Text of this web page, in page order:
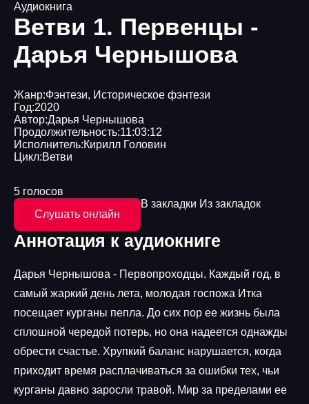
Аудиокнига
Ветви 1. Первенцы -
Дарья Чернышова
Жанр:Фэнтези, Историческое фэнтези
Год:2020
Автор:Дарья Чернышова
Продолжительность:11:03:12
Исполнитель:Кирилл Головин
Цикл:Ветви
5 голосов
Слушать онлайн
В закладки Из закладок
Аннотация к аудиокниге
Дарья Чернышова - Первопроходцы. Каждый год, в
самый жаркий день лета, молодая госпожа Итка
посещает курганы пепла. До сих пор ее жизнь была
сплошной чередой потерь, но она надеется однажды
обрести счастье. Хрупкий баланс нарушается, когда
приходит время расплачиваться за ошибки тех, чьи
курганы давно заросли травой. Мир за пределами ее